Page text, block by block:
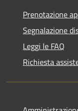
Prenotazione
Segnalazione
Leggi le FAQ
Richiesta